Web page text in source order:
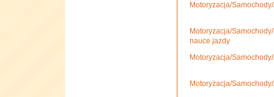
Motoryzacja/
Motoryzacja/
nauce jazdy
Motoryzacja/
Motoryzacja/